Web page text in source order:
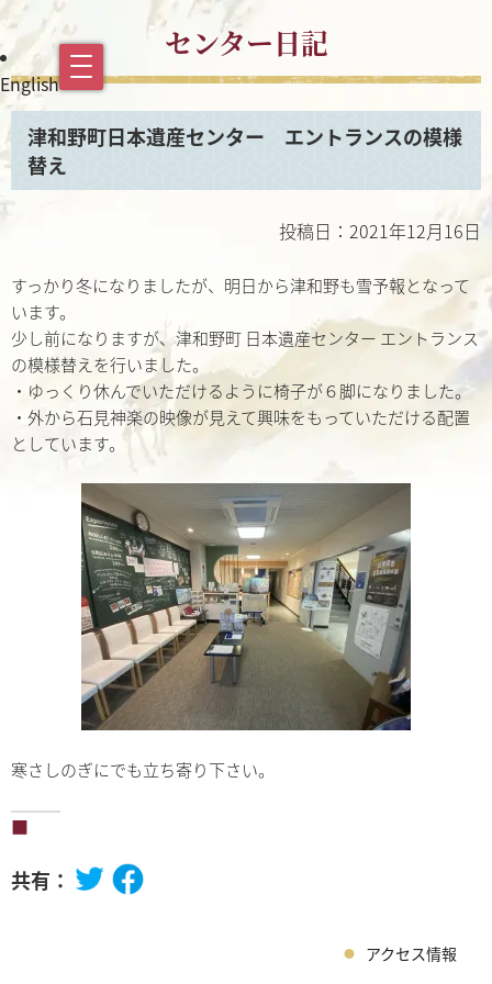
English
センター日記
津和野町日本遺産センター エントランスの模様
替え
投稿日：2021年12月16日
すっかり冬になりましたが、明日から津和野も雪予報となって
います。
少し前になりますが、津和野町 日本遺産センター エントランス
の模様替えを行いました。
・ゆっくり休んでいただけるように椅子が６脚になりました。
・外から石見神楽の映像が見えて興味をもっていただける配置
としています。
寒さしのぎにでも立ち寄り下さい。
共有：
アクセス情報